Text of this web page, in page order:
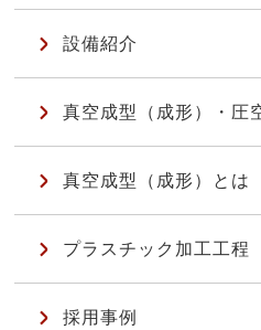
設備紹介
真空成型（成形）・圧
真空成型（成形）とは
プラスチック加工工程
採用事例